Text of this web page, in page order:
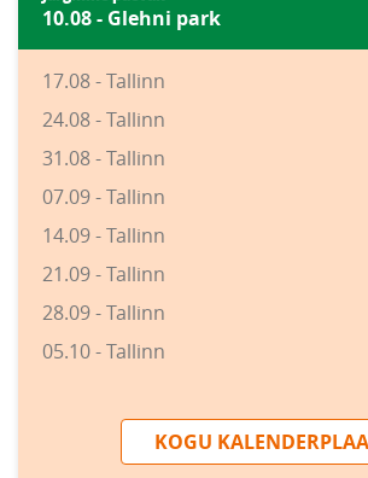
10.08 - Glehni park
17.08 - Tallinn
24.08 - Tallinn
31.08 - Tallinn
07.09 - Tallinn
14.09 - Tallinn
21.09 - Tallinn
28.09 - Tallinn
05.10 - Tallinn
KOGU